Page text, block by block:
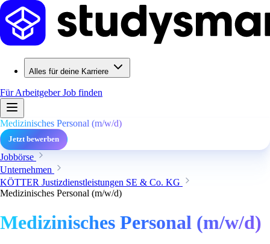
Alles für deine Karriere
Für ArbeitgeberJob finden
Medizinisches Personal (m/w/d)
Jetzt bewerben
Jobbörse
Unternehmen
KÖTTER Justizdienstleistungen SE & Co. KG
Medizinisches Personal (m/w/d)
Medizinisches Personal (m/w/d)